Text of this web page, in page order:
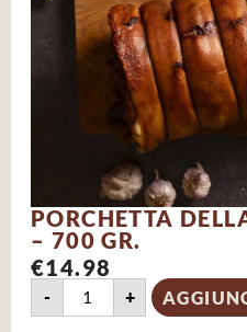
PORCHETTA
– 700 GR.
€14.98
- +